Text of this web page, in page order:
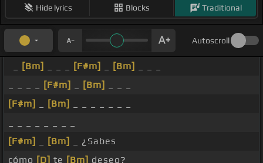
Hide lyrics Blocks Traditional
Autoscroll
[Bm] [F#m] [Bm]
[F#m] [Bm]
[F#m]
[Bm]
[F#m]
[Bm]
_ ¿Sabes
cómo [D] te [Bm] deseo? _ _